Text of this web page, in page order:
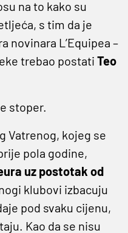
na to kako su
s tim da je
novinara L’Equipea –
trebao postati Teo
stoper.
Vatrenog, kojeg se
pola godine,
uz postotak od
klubovi izbacuju
pod svaku cijenu,
Kao da se nisu